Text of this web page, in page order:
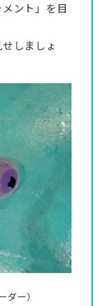
ント」を目
しましょ
ー）